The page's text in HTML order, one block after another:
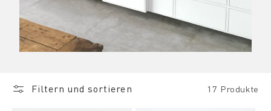
Filtern und sortieren 17 Produkte